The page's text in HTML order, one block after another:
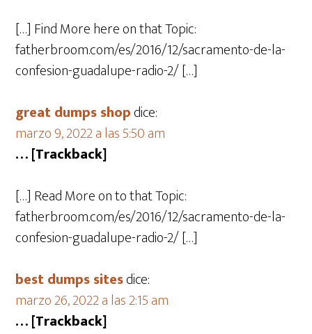
[…] Find More here on that Topic:
fatherbroom.com/es/2016/12/sacramento-de-la-
confesion-guadalupe-radio-2/ […]
great dumps shopdice:
marzo 9, 2022 a las 5:50 am
… [Trackback]
[…] Read More on to that Topic:
fatherbroom.com/es/2016/12/sacramento-de-la-
confesion-guadalupe-radio-2/ […]
best dumps sitesdice:
marzo 26, 2022 a las 2:15 am
… [Trackback]